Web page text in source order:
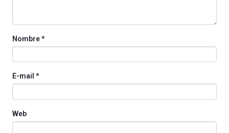
Nombre*
E-mail *
Web